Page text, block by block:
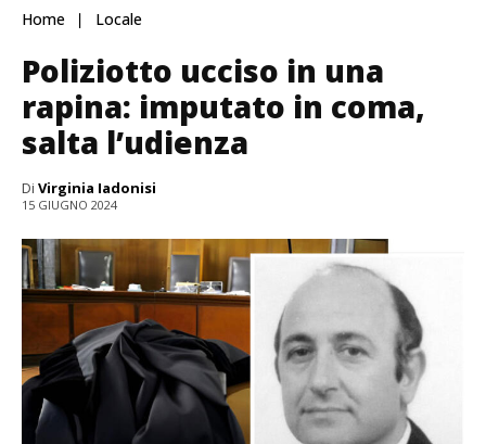
Home Locale
Poliziotto ucciso in una
rapina: imputato in coma,
salta l’udienza
Di Virginia Iadonisi
15 GIUGNO 2024